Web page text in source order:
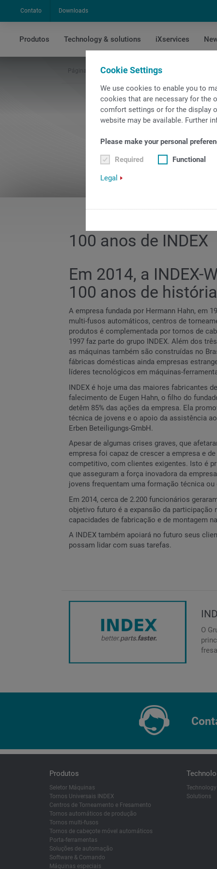
Cookie Settings
We use cookies to enable you to
cookies that are necessary for the
comfort settings or for the display
website may be available. Further
Please make your personal
Required Functional
Legal
Contato Downloads
Produtos Technology & solutions iXservices
Página Inicial Empresa Quem Somos
100 anos de INDEX
Em 2014, a INDEX-
100 anos de
A empresa fundada por Hermann Hahn, em
multi-fusos automáticos, centros de
produtos é complementada por tornos de
1997 faz parte do grupo INDEX. Além dos
as máquinas também são construídas no
fábricas domésticas ainda empresas
líderes tecnológicos em máquinas-
INDEX é hoje uma das maiores fabricantes
falecimento de Eugen Hahn, o filho do
detêm 85% das ações da empresa. Ela
técnica de jovens e o apoio da assistência
Erben Beteiligungs-GmbH.
Apesar de algumas crises graves, que
empresa foi capaz de crescer a empresa e
competitivo, com clientes exigentes. Isto é
que asseguram a força inovadora da
jovens frequentam uma formação técnica
Em 2014, cerca de 2.200 funcionários
objetivo futuro é a expansão da
capacidades de fabricação e de montagem
A INDEX também apoiará no futuro seus
possam lidar com suas tarefas.
O
Produtos
Seletor Máquinas
Tornos Universais INDEX
Centros de Torneamento e Fresamento
Tornos automáticos de produção
Tornos multi-fusos
Tornos de cabeçote móvel automáticos
Porta-ferramentas
Soluções de automação
Software & Comando
Máquinas especiais
Technology
Solutions